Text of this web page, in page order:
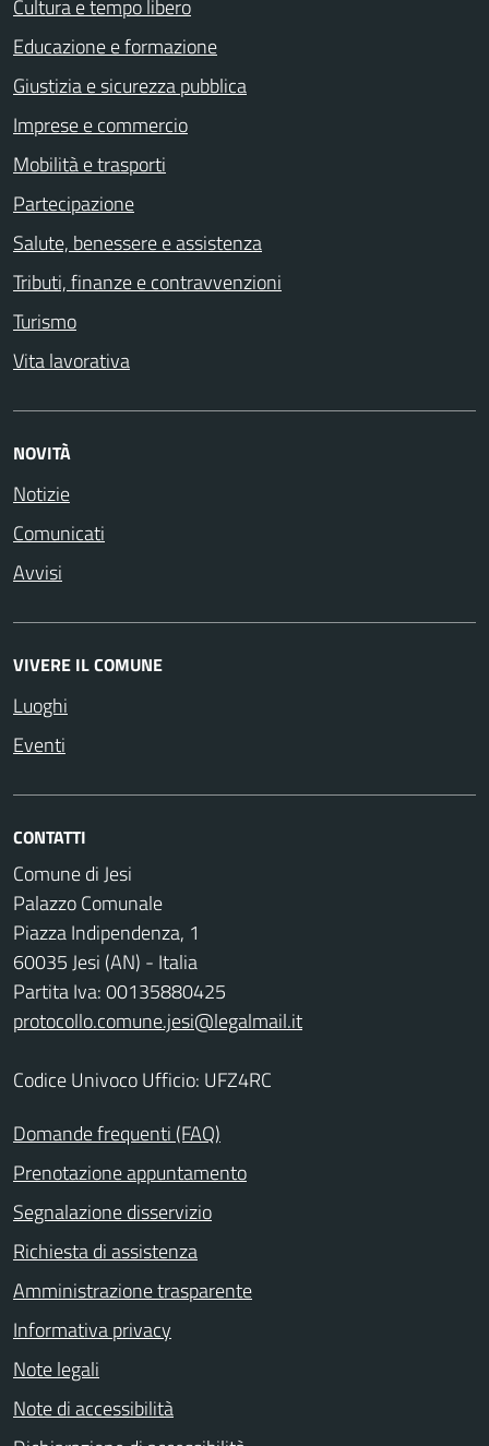
Cultura e tempo libero
Educazione e formazione
Giustizia e sicurezza pubblica
Imprese e commercio
Mobilità e trasporti
Partecipazione
Salute, benessere e assistenza
Tributi, finanze e contravvenzioni
Turismo
Vita lavorativa
NOVITÀ
Notizie
Comunicati
Avvisi
VIVERE IL COMUNE
Luoghi
Eventi
CONTATTI
Comune di Jesi
Palazzo Comunale
Piazza Indipendenza, 1
60035 Jesi (AN) - Italia
Partita Iva: 00135880425
protocollo.comune.jesi@legalmail.it
Codice Univoco Ufficio: UFZ4RC
Domande frequenti (FAQ)
Prenotazione appuntamento
Segnalazione disservizio
Richiesta di assistenza
Amministrazione trasparente
Informativa privacy
Note legali
Note di accessibilità